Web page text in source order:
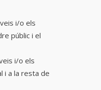
i/o els
públic i el
i/o els
i a la resta de